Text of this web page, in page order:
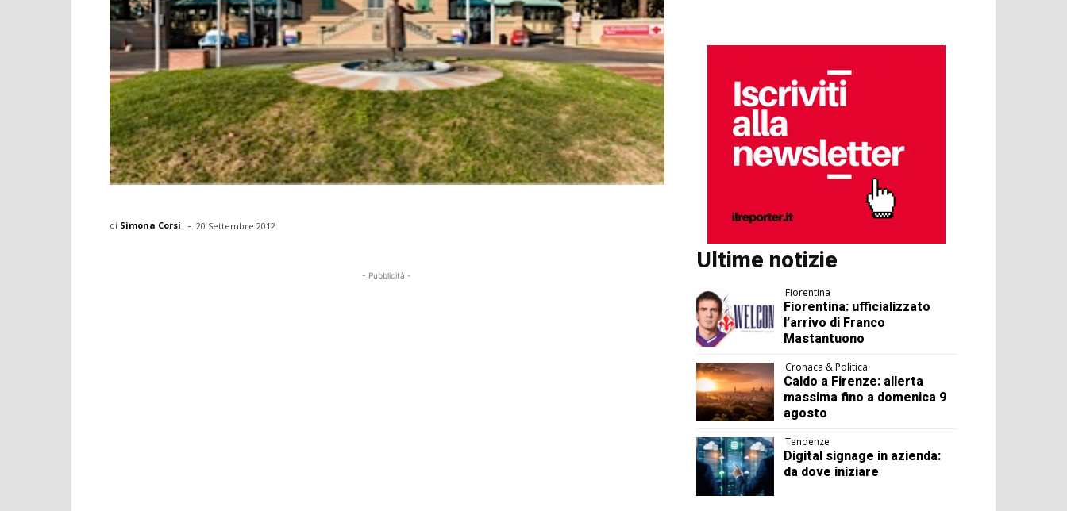
di Simona Corsi - 20 Settembre 2012
- Pubblicità -
Ultime notizie
Fiorentina
Fiorentina: ufficializzato
l’arrivo di Franco
Mastantuono
Cronaca & Politica
Caldo a Firenze: allerta
massima fino a domenica 9
agosto
Tendenze
Digital signage in azienda:
da dove iniziare